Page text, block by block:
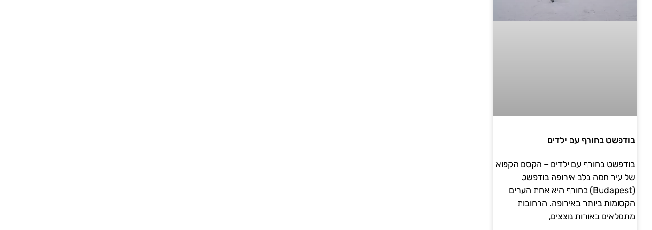
בודפשט בחורף עם ילדים
בודפשט בחורף עם ילדים – הקסם הקפוא
של עיר חמה בלב אירופה בודפשט
(Budapest) בחורף היא אחת הערים
הקסומות ביותר באירופה. הרחובות
מתמלאים באורות נוצצים,